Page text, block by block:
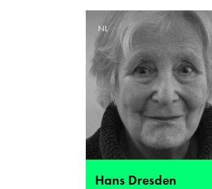
Hans Dresden
NL